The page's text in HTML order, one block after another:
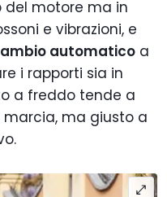
del motore ma in
e vibrazioni, e
automatico a
i rapporti sia in
a freddo tende a
marcia, ma giusto a